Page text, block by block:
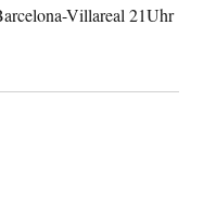
Villareal 21Uhr